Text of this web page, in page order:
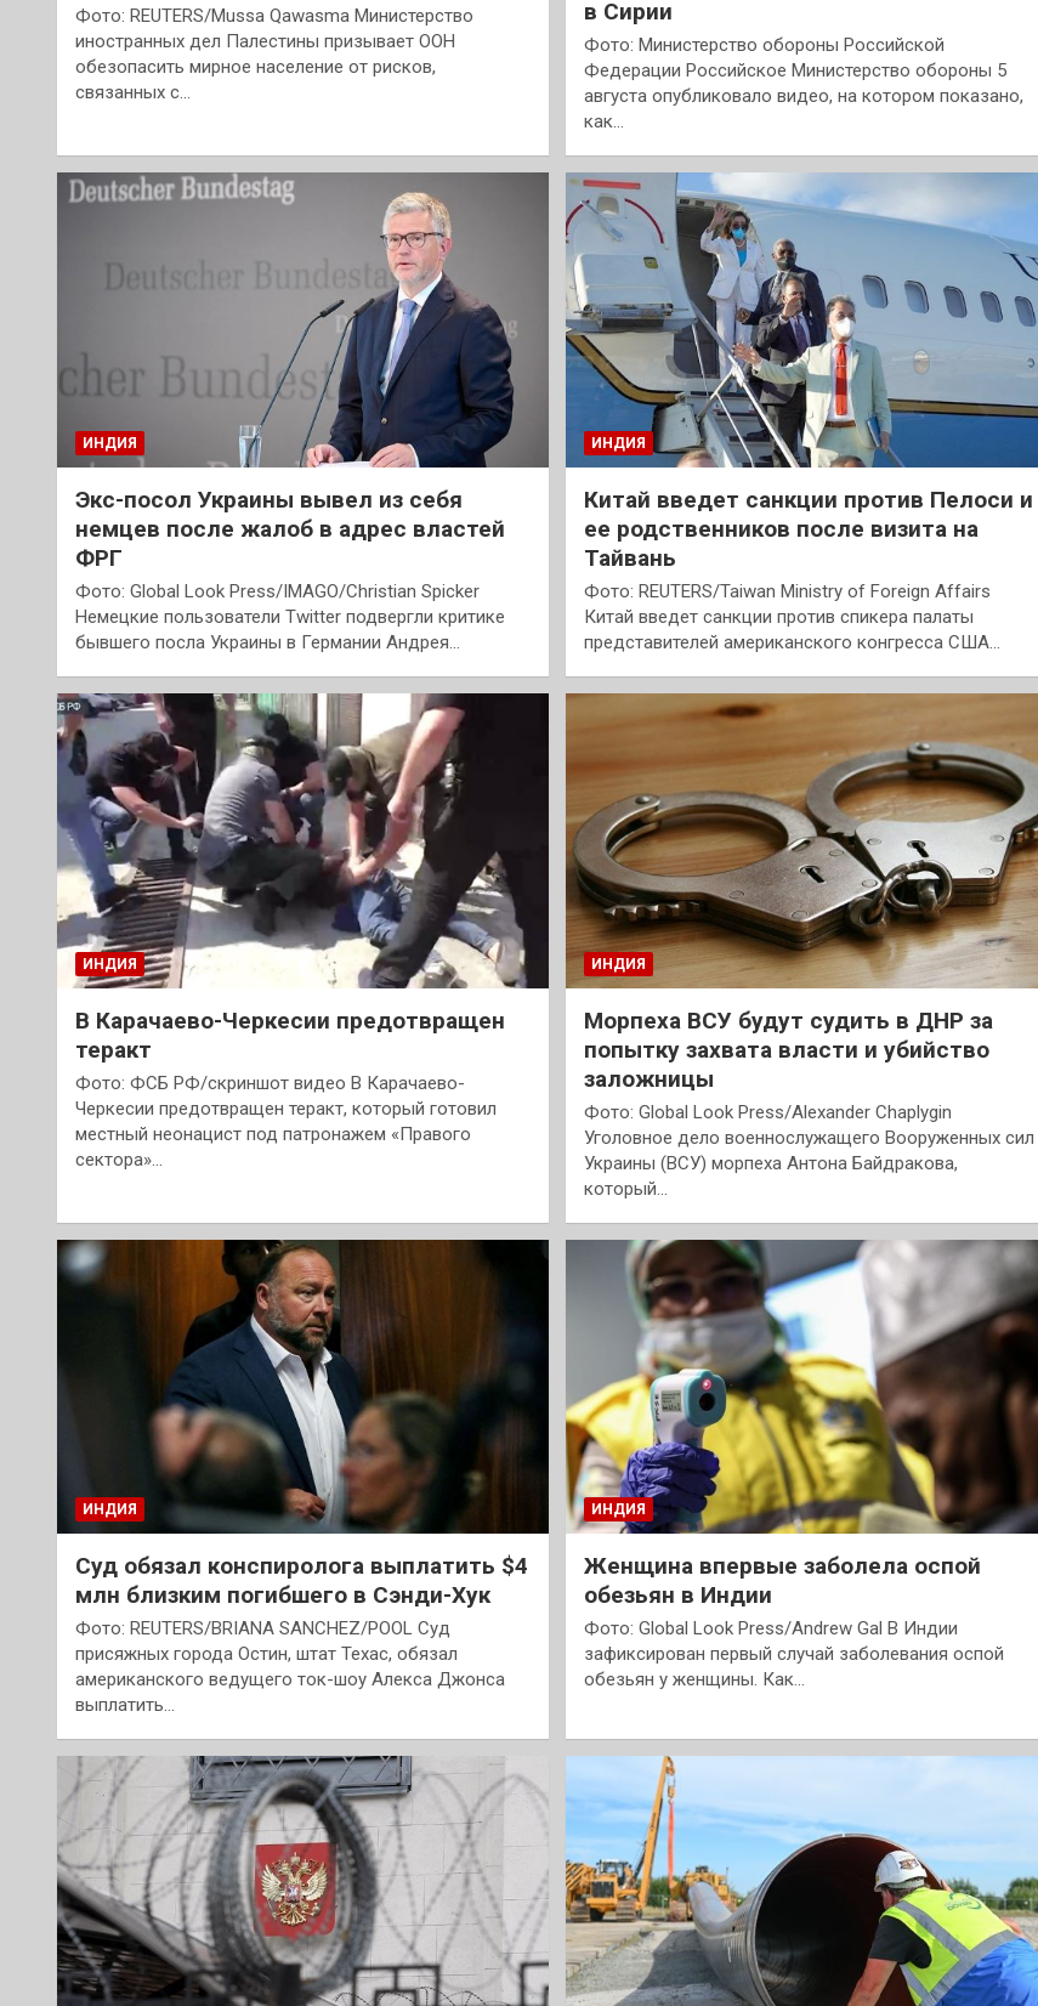
Фото: REUTERS/Mussa Qawasma Министерство
иностранных дел Палестины призывает ООН
обезопасить мирное население от рисков,
связанных с…
в Сирии
Фото: Министерство обороны Российской
Федерации Российское Министерство обороны 5
августа опубликовало видео, на котором показано,
как…
ИНДИЯ
Экс-посол Украины вывел из себя
немцев после жалоб в адрес властей
ФРГ
Фото: Global Look Press/IMAGO/Christian Spicker
Немецкие пользователи Twitter подвергли критике
бывшего посла Украины в Германии Андрея…
ИНДИЯ
Китай введет санкции против Пелоси и
ее родственников после визита на
Тайвань
Фото: REUTERS/Taiwan Ministry of Foreign Affairs
Китай введет санкции против спикера палаты
представителей американского конгресса США…
ИНДИЯ
В Карачаево-Черкесии предотвращен
теракт
Фото: ФСБ РФ/скриншот видео В Карачаево-
Черкесии предотвращен теракт, который готовил
местный неонацист под патронажем «Правого
сектора»…
ИНДИЯ
Морпеха ВСУ будут судить в ДНР за
попытку захвата власти и убийство
заложницы
Фото: Global Look Press/Alexander Chaplygin
Уголовное дело военнослужащего Вооруженных сил
Украины (ВСУ) морпеха Антона Байдракова,
который…
ИНДИЯ
Суд обязал конспиролога выплатить $4
млн близким погибшего в Сэнди-Хук
Фото: REUTERS/BRIANA SANCHEZ/POOL Суд
присяжных города Остин, штат Техас, обязал
американского ведущего ток-шоу Алекса Джонса
выплатить…
ИНДИЯ
Женщина впервые заболела оспой
обезьян в Индии
Фото: Global Look Press/Andrew Gal В Индии
зафиксирован первый случай заболевания оспой
обезьян у женщины. Как…